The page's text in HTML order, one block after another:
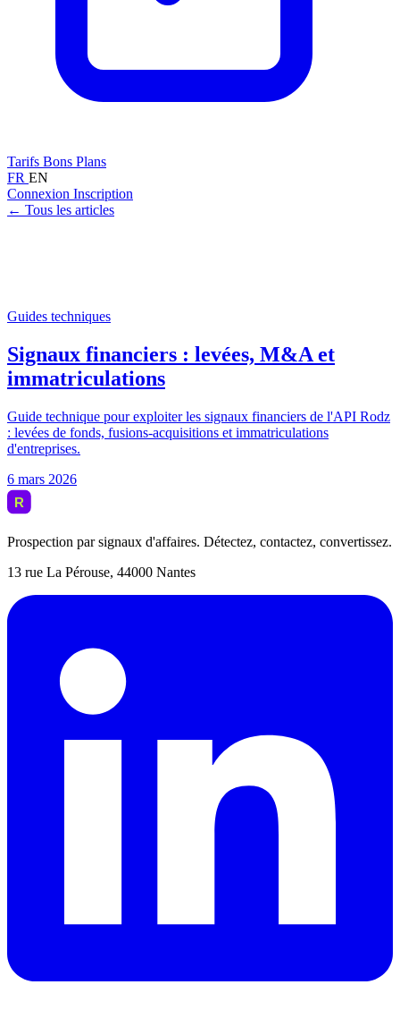
Tarifs Bons Plans
FR EN
Connexion Inscription
← Tous les articles
Prospection par signaux d'affaires. Détectez, contactez, convertissez.
13 rue La Pérouse, 44000 Nantes